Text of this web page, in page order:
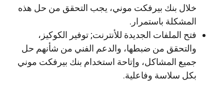
خلال بنك بيرفكت موني، يجب التحقق من حل هذه
المشكلة باستمرار.
فتح الملفات الجديدة للأنترنت; توفير الكوكيز،
والتحقق من ضبطها، والدعم الفني من شأنهم حل
جميع المشاكل، وإتاحة استخدام بنك بيرفكت موني
بكل سلاسة وفاعلية.